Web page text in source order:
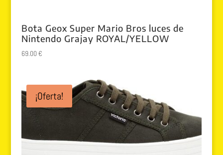
Bota Geox Super Mario Bros luces de
Nintendo Grajay ROYAL/YELLOW
69.00€
¡Oferta!